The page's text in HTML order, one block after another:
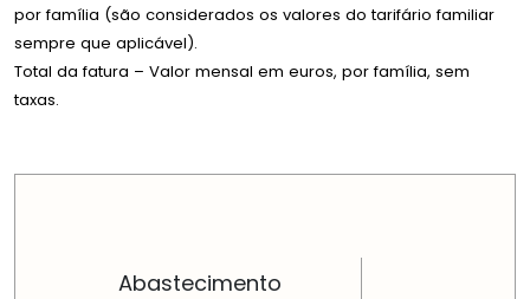
por família (são considerados os valores do tarifário familiar
sempre que aplicável).
Total da fatura – Valor mensal em euros, por família, sem
taxas.
Abastecimento